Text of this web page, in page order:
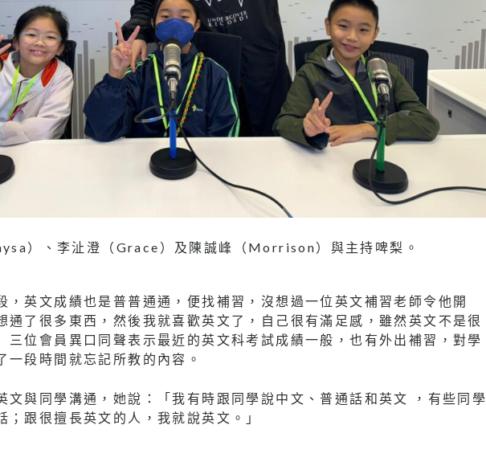
）、李沚澄（Grace）及陳誠峰（Morrison）與主持啤梨。
，英文成績也是普普通通，便找補習，沒想過一位英文補習老師令他開
通了很多東西，然後我就喜歡英文了，自己很有滿足感，雖然英文不是很
三位會員異口同聲表示最近的英文科考試成績一般，也有外出補習，對學
一段時間就忘記所教的內容。
文與同學溝通，她說：「我有時跟同學說中文、普通話和英文 ，有些同學
；跟很擅長英文的人，我就說英文。」